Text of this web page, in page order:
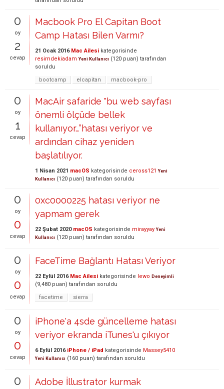
0
oy
2
cevap
Macbook Pro El Capitan Boot
Camp Hatası Bilen Varmı?
21 Ocak 2016 Mac Ailesi kategorisinde
resimdekiadam Yeni Kullanıcı (120 puan) tarafından
soruldu
bootcamp
elcapitan macbook-pro
0
oy
1
cevap
MacAir safaride "bu web sayfası
önemli ölçüde bellek
kullanıyor…”hatası veriyor ve
ardından cihaz yeniden
başlatılıyor.
1 Nisan 2021 macOS kategorisinde ceross121 Yeni
Kullanıcı (120 puan) tarafından soruldu
0
oy
0
cevap
0xc0000225 hatası veriyor ne
yapmam gerek
22 Şubat 2020 macOS kategorisinde mirayyay Yeni
Kullanıcı (120 puan) tarafından soruldu
0
oy
0
cevap
FaceTime Bağlantı Hatası Veriyor
22 Eylül 2016 Mac Ailesi kategorisinde lewo Deneyimli
(9,480 puan) tarafından soruldu
facetime
sierra
0
oy
0
cevap
iPhone'a 4sde güncelleme hatası
veriyor ekranda iTunes'u çıkıyor
6 Eylül 2016 iPhone / iPad kategorisinde Massey5410
Yeni Kullanıcı (160 puan) tarafından soruldu
0
Adobe İllustrator kurmak